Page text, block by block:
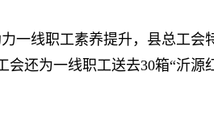
线职工素养提升，县总工会
还为一线职工送去30箱“沂源